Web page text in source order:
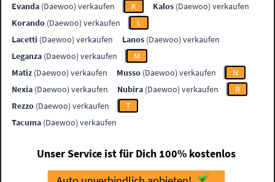
Evanda (Daewoo) verkaufen K Kalos (Daewoo) verkaufen
Korando (Daewoo) verkaufen
L
Lacetti (Daewoo) verkaufen Lanos (Daewoo) verkaufen
Leganza (Daewoo) verkaufen
M
Matiz(Daewoo) verkaufen Musso (Daewoo) verkaufen
N
Nexia (Daewoo) verkaufen Nubira (Daewoo) verkaufen
R
Rezzo (Daewoo) verkaufen
T
Tacuma (Daewoo) verkaufen
Unser Service ist für Dich 100% kostenlos